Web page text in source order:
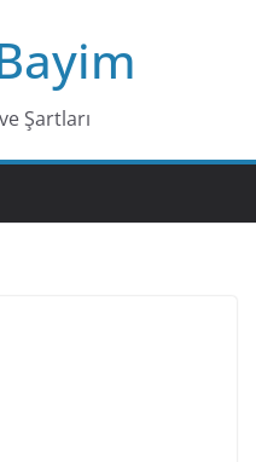
Şartları